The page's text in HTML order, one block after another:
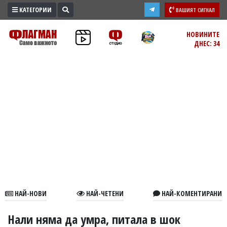
ПРОМО
ЗОНА
В
КАТЕГОРИИ ВАШИЯТ СИГНАЛ
НОВИНИТЕ
ДНЕС: 34
НАЙ-НОВИ НАЙ-ЧЕТЕНИ НАЙ-КОМЕНТИРАНИ
Нали няма да умра, питала в шок